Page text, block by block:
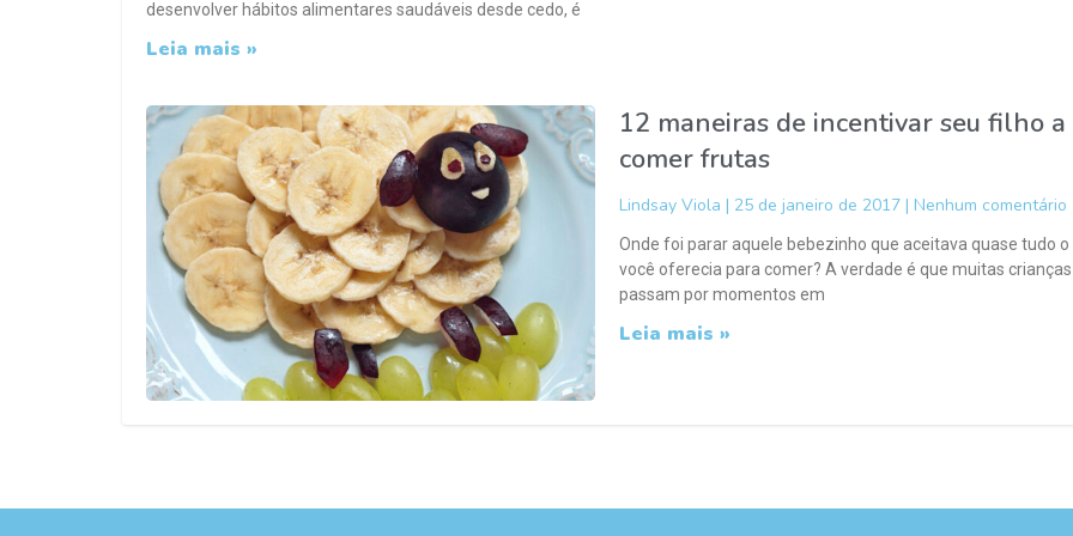
desenvolver hábitos alimentares saudáveis desde cedo, é
Leia mais »
12 maneiras de incentivar seu filho a
comer frutas
Lindsay Viola 25 de janeiro de 2017 Nenhum comentário
Onde foi parar aquele bebezinho que aceitava quase tudo o
você oferecia para comer? A verdade é que muitas crianças
passam por momentos em
Leia mais »